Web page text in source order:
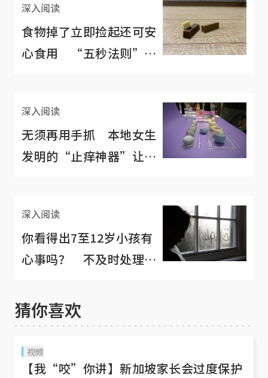
深入阅读
食物掉了立即捡起还可安
心食用 “五秒法则”可
深入阅读
无须再用手抓 本地女生
发明的“止痒神器”让网
深入阅读
你看得出7至12岁小孩有
心事吗？ 不及时处理心
猜你喜欢
视频
【我“咬”你讲】新加坡家长会过度保护